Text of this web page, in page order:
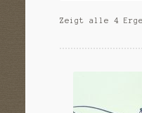
Sample Page
Zeigt alle 4